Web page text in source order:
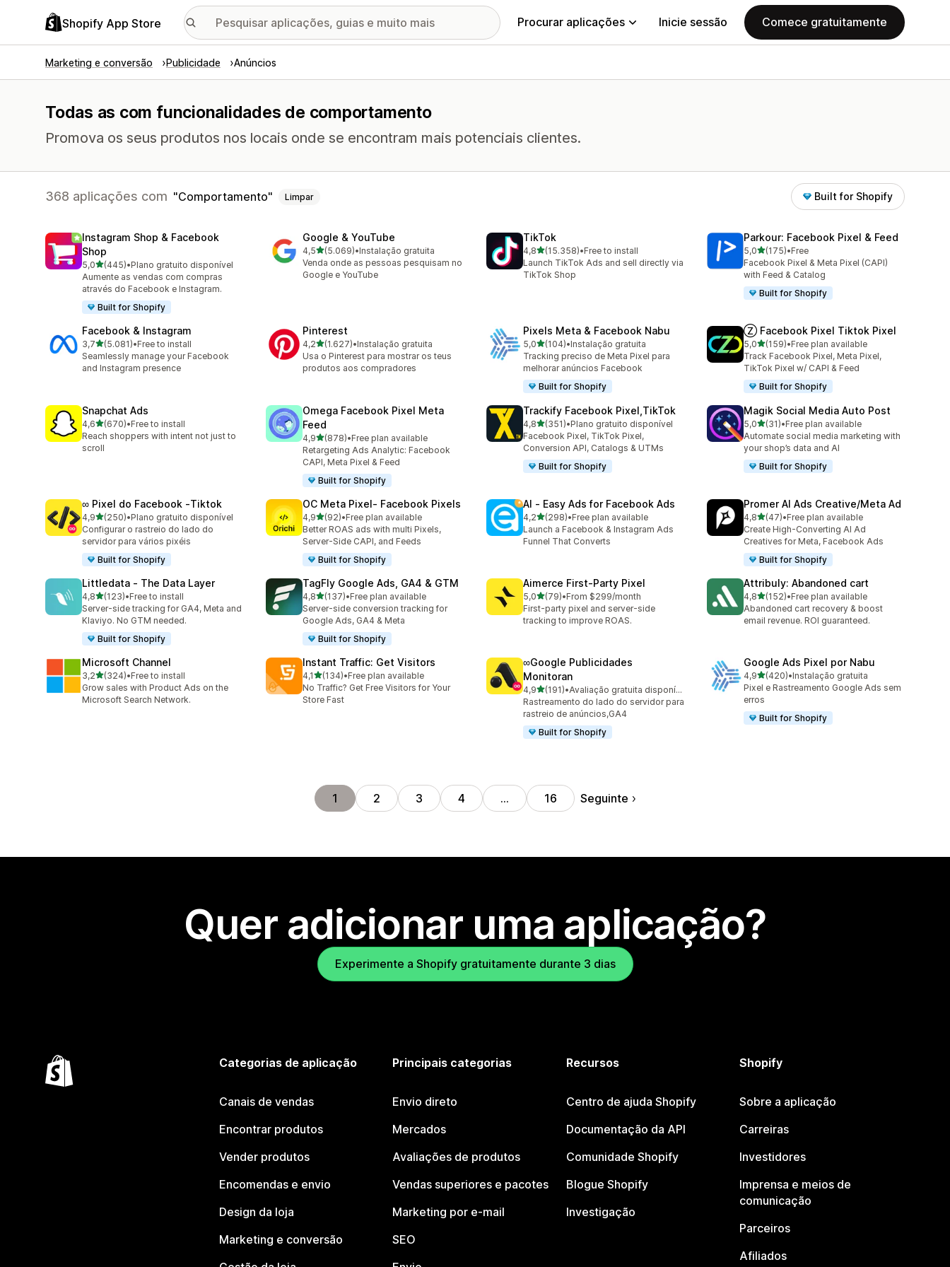
Shopify App Store Procurar aplicações Inicie sessão Comece gratuitamente
Marketing e conversão Publicidade Anúncios
Todas as com funcionalidades de comportamento
Promova os seus produtos nos locais onde se encontram mais potenciais clientes.
368 aplicações com Comportamento Limpar Built for Shopify
Instagram Shop & Facebook
Shop
5,0de 5 estrelas
(445)
445 total de avaliações
•Plano gratuito disponível
Aumente as vendas com compras
através do Facebook e Instagram.
Built for Shopify
Google & YouTube
4,5de 5 estrelas
(5.069)
5069 total de avaliações
•Instalação gratuita
Venda onde as pessoas pesquisam no
Google e YouTube
TikTok
4,8de 5 estrelas
(15.358)
15358 total de avaliações
•Free to install
Launch TikTok Ads and sell directly via
TikTok Shop
Parkour: Facebook Pixel & Feed
5,0de 5 estrelas
(175)
175 total de avaliações
•Free
Facebook Pixel & Meta Pixel (CAPI)
with Feed & Catalog
Built for Shopify
Facebook & Instagram
3,7de 5 estrelas
(5.081)
5081 total de avaliações
•Free to install
Seamlessly manage your Facebook
and Instagram presence
Pinterest
4,2de 5 estrelas
(1.627)
1627 total de avaliações
•Instalação gratuita
Usa o Pinterest para mostrar os teus
produtos aos compradores
Pixels Meta & Facebook Nabu
5,0de 5 estrelas
(104)
104 total de avaliações
•Instalação gratuita
Tracking preciso de Meta Pixel para
melhorar anúncios Facebook
Built for Shopify
Ⓩ Facebook Pixel Tiktok Pixel
5,0de 5 estrelas
(159)
159 total de avaliações
•Free plan available
Track Facebook Pixel, Meta Pixel,
TikTok Pixel w/ CAPI & Feed
Built for Shopify
Snapchat Ads
4,6de 5 estrelas
(670)
670 total de avaliações
•Free to install
Reach shoppers with intent not just to
scroll
Omega Facebook Pixel Meta
Feed
4,9de 5 estrelas
(878)
878 total de avaliações
•Free plan available
Retargeting Ads Analytic: Facebook
CAPI, Meta Pixel & Feed
Built for Shopify
Trackify Facebook Pixel,TikTok
4,8de 5 estrelas
(351)
351 total de avaliações
•Plano gratuito disponível
Facebook Pixel, TikTok Pixel,
Conversion API, Catalogs & UTMs
Built for Shopify
Magik Social Media Auto Post
5,0de 5 estrelas
(31)
31 total de avaliações
•Free plan available
Automate social media marketing with
your shop’s data and AI
Built for Shopify
∞ Pixel do Facebook ‑Tiktok
4,9de 5 estrelas
(250)
250 total de avaliações
•Plano gratuito disponível
Configurar o rastreio do lado do
servidor para vários pixéis
Built for Shopify
OC Meta Pixel‑ Facebook Pixels
4,9de 5 estrelas
(92)
92 total de avaliações
•Free plan available
Better ROAS ads with multi Pixels,
Server-Side CAPI, and Feeds
Built for Shopify
AI ‑ Easy Ads for Facebook Ads
4,2de 5 estrelas
(298)
298 total de avaliações
•Free plan available
Launch a Facebook & Instagram Ads
Funnel That Converts
Promer AI Ads Creative/Meta Ad
4,8de 5 estrelas
(47)
47 total de avaliações
•Free plan available
Create High-Converting AI Ad
Creatives for Meta, Facebook Ads
Built for Shopify
Littledata ‑ The Data Layer
4,8de 5 estrelas
(123)
123 total de avaliações
•Free to install
Server-side tracking for GA4, Meta and
Klaviyo. No GTM needed.
Built for Shopify
TagFly Google Ads, GA4 & GTM
4,8de 5 estrelas
(137)
137 total de avaliações
•Free plan available
Server-side conversion tracking for
Google Ads, GA4 & Meta
Built for Shopify
Aimerce First‑Party Pixel
5,0de 5 estrelas
(79)
79 total de avaliações
•From $299/month
First-party pixel and server-side
tracking to improve ROAS.
Attribuly: Abandoned cart
4,8de 5 estrelas
(152)
152 total de avaliações
•Free plan available
Abandoned cart recovery & boost
email revenue. ROI guaranteed.
Microsoft Channel
3,2de 5 estrelas
(324)
324 total de avaliações
•Free to install
Grow sales with Product Ads on the
Microsoft Search Network.
Instant Traffic: Get Visitors
4,1de 5 estrelas
(134)
134 total de avaliações
•Free plan available
No Traffic? Get Free Visitors for Your
Store Fast
∞Google Publicidades
Monitoran
4,9de 5 estrelas
(191)
191 total de avaliações
•
Avaliação gratuita disponível
Rastreamento do lado do servidor para
rastreio de anúncios,GA4
Built for Shopify
Google Ads Pixel por Nabu
4,9de 5 estrelas
(420)
420 total de avaliações
•Instalação gratuita
Pixel e Rastreamento Google Ads sem
erros
Built for Shopify
1 2 3 4 … 16 Seguinte
Quer adicionar uma aplicação?
Experimente a Shopify gratuitamente durante 3 dias
Categorias de aplicação
Canais de vendas
Encontrar produtos
Vender produtos
Encomendas e envio
Design da loja
Marketing e conversão
Principais categorias
Envio direto
Mercados
Avaliações de produtos
Vendas superiores e pacotes
Marketing por e-mail
SEO
Recursos
Centro de ajuda Shopify
Documentação da API
Comunidade Shopify
Blogue Shopify
Investigação
Shopify
Sobre a aplicação
Carreiras
Investidores
Imprensa e meios de
comunicação
Parceiros
Afiliados